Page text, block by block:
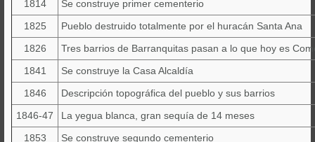
1814
Se construye primer cementerio
1825
Pueblo destruido totalmente por el huracán Santa Ana
1826
Tres barrios de Barranquitas pasan a lo que hoy es
1841
Se construye la Casa Alcaldía
1846
Descripción topográfica del pueblo y sus barrios
1846-47
La yegua blanca, gran sequía de 14 meses
1853
Se construye segundo cementerio